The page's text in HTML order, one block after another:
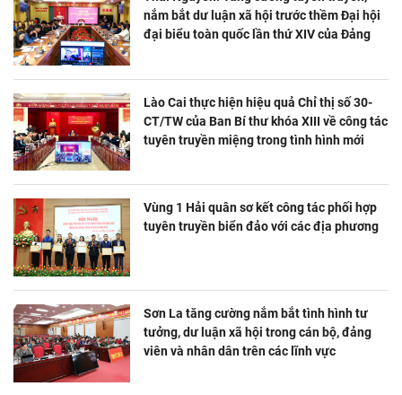
nắm bắt dư luận xã hội trước thềm Đại hội
đại biểu toàn quốc lần thứ XIV của Đảng
Lào Cai thực hiện hiệu quả Chỉ thị số 30-
CT/TW của Ban Bí thư khóa XIII về công tác
tuyên truyền miệng trong tình hình mới
Vùng 1 Hải quân sơ kết công tác phối hợp
tuyên truyền biển đảo với các địa phương
Sơn La tăng cường nắm bắt tình hình tư
tưởng, dư luận xã hội trong cán bộ, đảng
viên và nhân dân trên các lĩnh vực